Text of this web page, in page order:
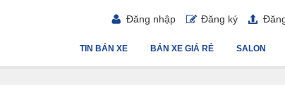
Đăng nhập Đăng ký
SALON
BÁN XE GIÁ RẺ
TIN BÁN XE